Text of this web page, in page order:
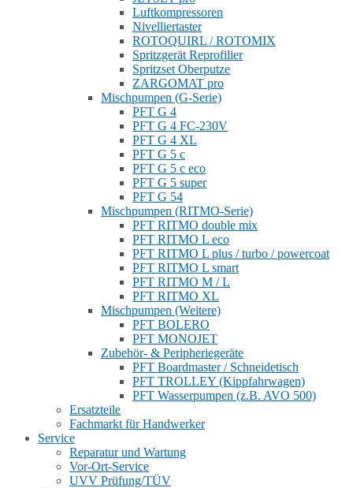
Luftkompressoren
Nivelliertaster
ROTOQUIRL / ROTOMIX
Spritzgerät Reprofilier
Spritzset Oberputze
ZARGOMAT pro
Mischpumpen (G-Serie)
PFT G 4
PFT G 4 FC-230V
PFT G 4 XL
PFT G 5 c
PFT G 5 c eco
PFT G 5 super
PFT G 54
Mischpumpen (RITMO-Serie)
PFT RITMO double mix
PFT RITMO L eco
PFT RITMO L plus / turbo / powercoat
PFT RITMO L smart
PFT RITMO M / L
PFT RITMO XL
Mischpumpen (Weitere)
PFT BOLERO
PFT MONOJET
Zubehör- & Peripheriegeräte
PFT Boardmaster / Schneidetisch
PFT TROLLEY (Kippfahrwagen)
PFT Wasserpumpen (z.B. AVO 500)
Ersatzteile
Fachmarkt für Handwerker
Service
Reparatur und Wartung
Vor-Ort-Service
UVV Prüfung/TÜV